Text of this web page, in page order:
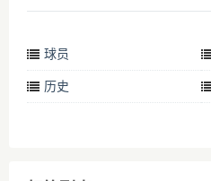
球员
历史